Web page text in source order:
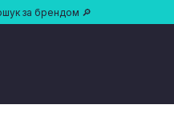
за брендом 🔎